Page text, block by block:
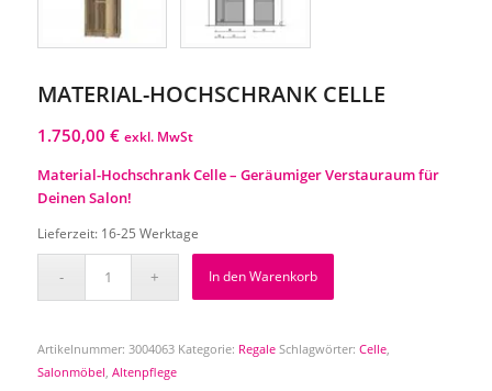
MATERIAL-HOCHSCHRANK CELLE
1.750,00 € exkl. MwSt
Material-Hochschrank Celle – Geräumiger Verstauraum für
Deinen Salon!
Lieferzeit: 16-25 Werktage
In den Warenkorb
Artikelnummer: 3004063 Kategorie: Regale Schlagwörter: Celle,
Salonmöbel Altenpflege